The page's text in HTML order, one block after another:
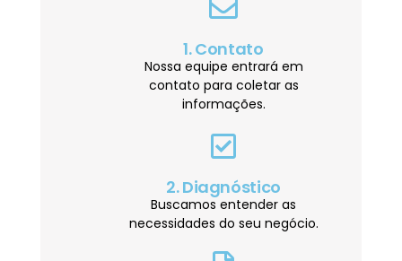
1. Contato
Nossa equipe entrará em
contato para coletar as
informações.
2. Diagnóstico
Buscamos entender as
necessidades do seu negócio.